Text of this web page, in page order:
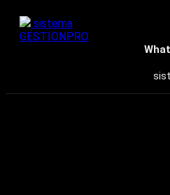
sistema
GESTIONPRO